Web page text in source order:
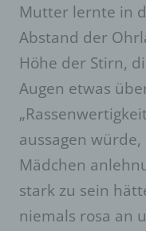
Mutter lernte in
Abstand der
Höhe der Stirn,
Augen etwas
aussagen
Mädchen
stark zu sein
niemals rosa an
Deutschland
017624324947
Cookies /
LocalStorage
Die Internetseiten
genannte Cookies,
SessionStorage.
nutzerfreundlicher,
machen. Local